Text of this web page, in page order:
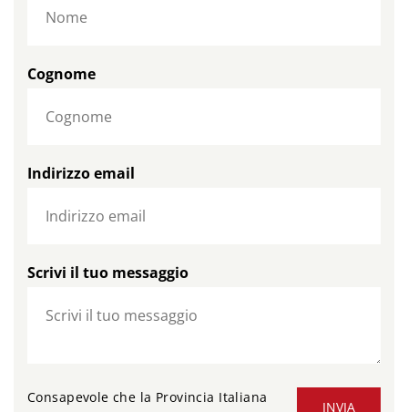
Cognome
Indirizzo email
Scrivi il tuo messaggio
INVIA
Consapevole che la Provincia Italiana